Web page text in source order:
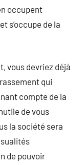
occupent
s’occupe de la
vous devriez déjà
qui
compte de la
de vous
la société sera
de pouvoir